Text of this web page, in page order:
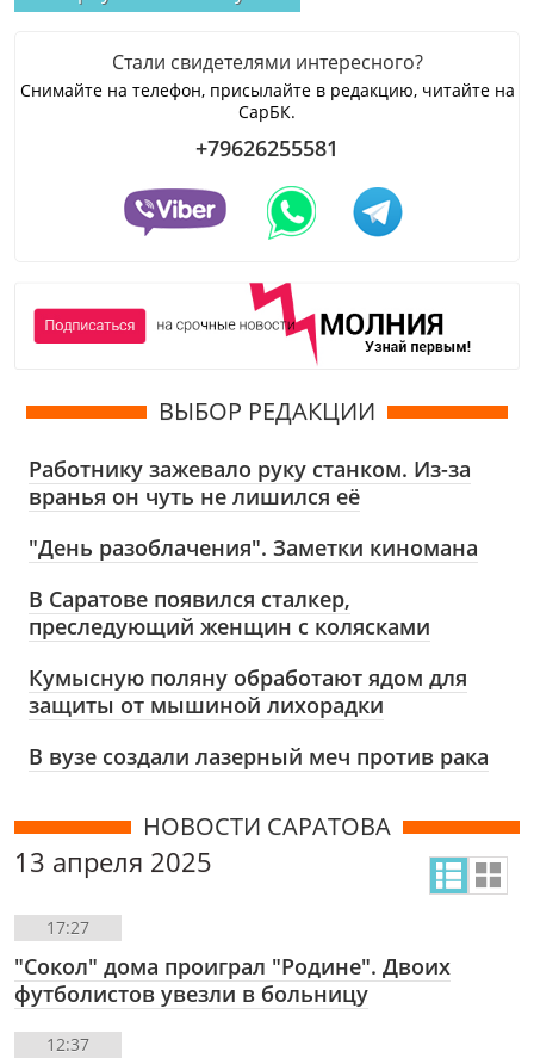
Стали свидетелями интересного?
Снимайте на телефон, присылайте в редакцию, читайте на
СарБК.
+79626255581
ВЫБОР РЕДАКЦИИ
Работнику зажевало руку станком. Из-за
вранья он чуть не лишился её
"День разоблачения". Заметки киномана
В Саратове появился сталкер,
преследующий женщин с колясками
Кумысную поляну обработают ядом для
защиты от мышиной лихорадки
В вузе создали лазерный меч против рака
НОВОСТИ САРАТОВА
13 апреля 2025
17:27
"Сокол" дома проиграл "Родине". Двоих
футболистов увезли в больницу
12:37